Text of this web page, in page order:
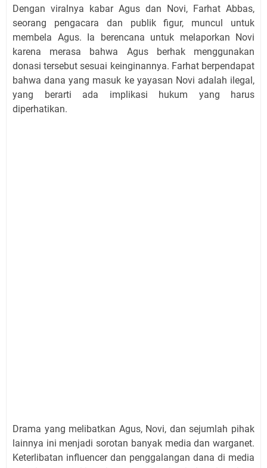
Dengan viralnya kabar Agus dan Novi, Farhat Abbas,
seorang pengacara dan publik figur, muncul untuk
membela Agus. Ia berencana untuk melaporkan Novi
karena merasa bahwa Agus berhak menggunakan
donasi tersebut sesuai keinginannya. Farhat berpendapat
bahwa dana yang masuk ke yayasan Novi adalah ilegal,
yang berarti ada implikasi hukum yang harus
diperhatikan.
Drama yang melibatkan Agus, Novi, dan sejumlah pihak
lainnya ini menjadi sorotan banyak media dan warganet.
Keterlibatan influencer dan penggalangan dana di media